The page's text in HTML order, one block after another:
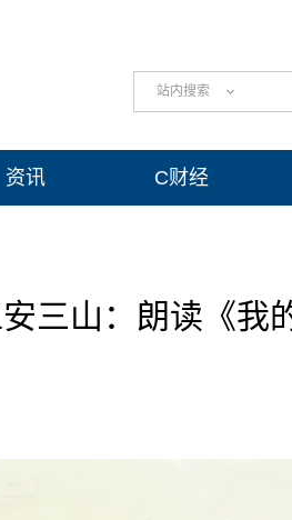
站内搜索
资讯 C财经
三山：朗读《我